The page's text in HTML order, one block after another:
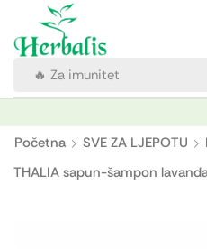
🔥 Za imunitet
Početna SVE ZA LJEPOTU
THALIA sapun-šampon